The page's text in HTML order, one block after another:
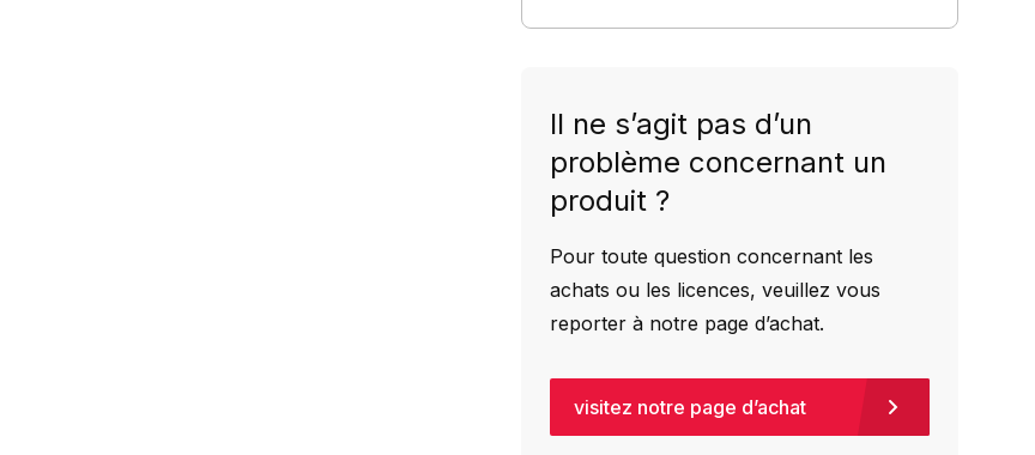
Il ne s’agit pas d’un
problème concernant un
produit ?
Pour toute question concernant les
achats ou les licences, veuillez vous
reporter à notre page d’achat.
visitez notre page d’achat